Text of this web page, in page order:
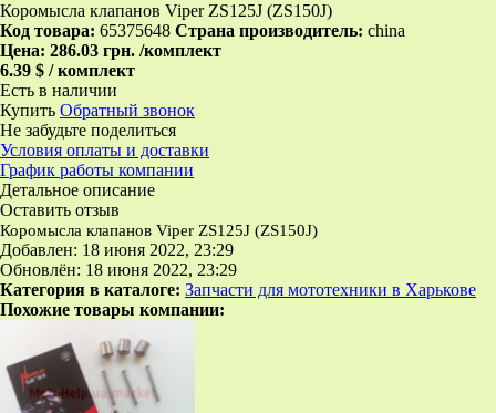
Коромысла клапанов Viper ZS125J (ZS150J)
Код товара: 65375648 Страна производитель: china
Цена: 286.03 грн. /комплект
6.39 $ / комплект
Есть в наличии
Купить Обратный звонок
Не забудьте поделиться
Условия оплаты и доставки
График работы компании
Детальное описание
Оставить отзыв
Коромысла клапанов Viper ZS125J (ZS150J)
Добавлен: 18 июня 2022, 23:29
Обновлён: 18 июня 2022, 23:29
Категория в каталоге: Запчасти для мототехники в Харькове
Похожие товары компании: